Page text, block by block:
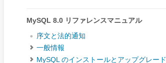
MySQL 8.0 リファレンスマニュアル
序文と法的通知
一般情報
MySQL のインストールとアップグレード